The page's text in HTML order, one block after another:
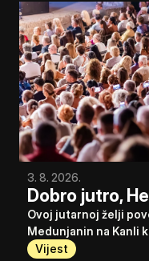
3. 8. 2026.
Dobro jutro,
Ovoj jutarnoj želji
Medunjanin na Kanli
Vijest